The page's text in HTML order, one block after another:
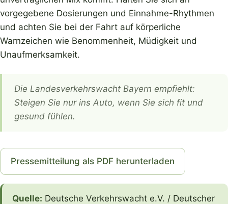
vorgegebene Dosierungen und Einnahme-Rhythmen
und achten Sie bei der Fahrt auf körperliche
Warnzeichen wie Benommenheit, Müdigkeit und
Unaufmerksamkeit.
Die Landesverkehrswacht Bayern empfiehlt:
Steigen Sie nur ins Auto, wenn Sie sich fit und
gesund fühlen.
Pressemitteilung als PDF herunterladen
Quelle: Deutsche Verkehrswacht e.V. / Deutscher